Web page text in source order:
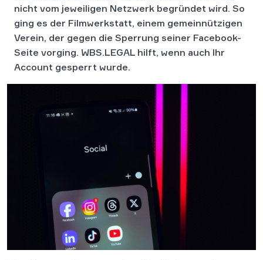
nicht vom jeweiligen Netzwerk begründet wird. So
ging es der Filmwerkstatt, einem gemeinnützigen
Verein, der gegen die Sperrung seiner Facebook-
Seite vorging. WBS.LEGAL hilft, wenn auch Ihr
Account gesperrt wurde.